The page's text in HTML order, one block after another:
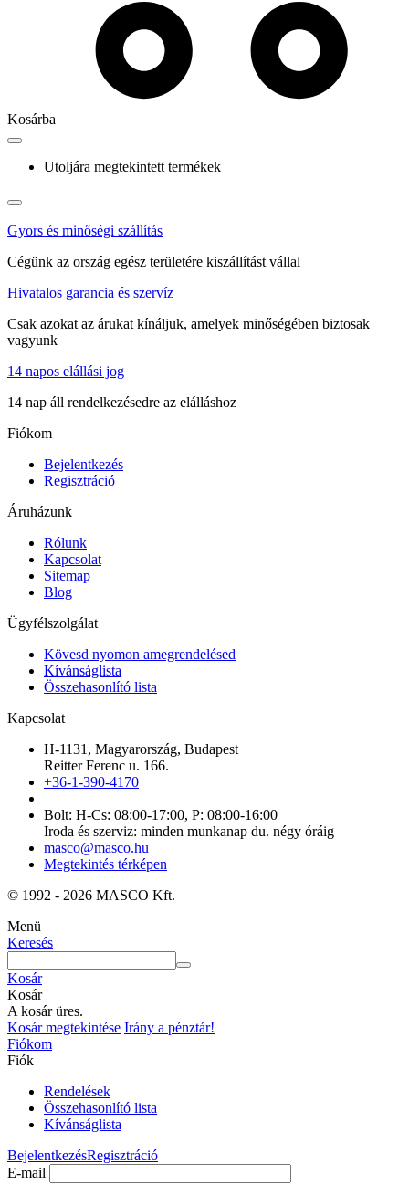
Kosárba
Utoljára megtekintett termékek
Gyors és minőségi szállítás
Cégünk az ország egész területére kiszállítást vállal
Hivatalos garancia és szervíz
Csak azokat az árukat kínáljuk, amelyek minőségében biztosak
vagyunk
14 napos elállási jog
14 nap áll rendelkezésedre az elálláshoz
Fiókom
Bejelentkezés
Regisztráció
Áruházunk
Rólunk
Kapcsolat
Sitemap
Blog
Ügyfélszolgálat
Kövesd nyomon amegrendelésed
Kívánságlista
Összehasonlító lista
Kapcsolat
H-1131, Magyarország, Budapest
Reitter Ferenc u. 166.
+36-1-390-4170
Bolt: H-Cs: 08:00-17:00, P: 08:00-16:00
Iroda és szerviz: minden munkanap du. négy óráig
masco@masco.hu
Megtekintés térképen
© 1992 - 2026 MASCO Kft.
Menü
Keresés
Kosár
Kosár
A kosár üres.
Kosár megtekintése Irány a pénztár!
Fiókom
Fiók
Rendelések
Összehasonlító lista
Kívánságlista
BejelentkezésRegisztráció
E-mail